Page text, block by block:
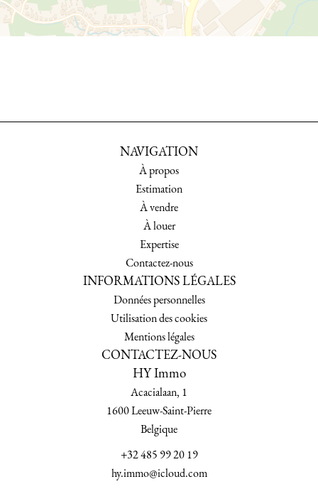
NAVIGATION
À propos
Estimation
À vendre
À louer
Expertise
Contactez-nous
INFORMATIONS LÉGALES
Données personnelles
Utilisation des cookies
Mentions légales
CONTACTEZ-NOUS
HY Immo
Acacialaan, 1
1600Leeuw-Saint-Pierre
Belgique
+32 485 99 20 19
hy.immo@icloud.com